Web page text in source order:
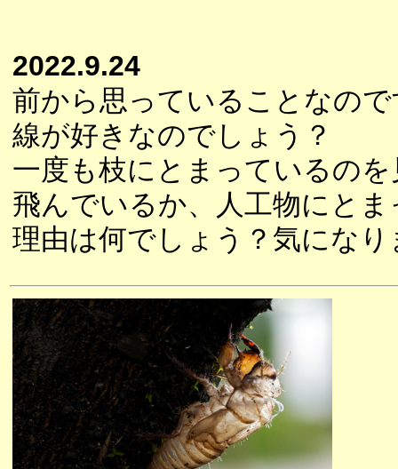
2022.9.24
前から思っていることなの
線が好きなのでしょう？
一度も枝にとまっているの
飛んでいるか、人工物にと
理由は何でしょう？気になり